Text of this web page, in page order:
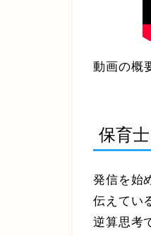
動画の概
保育
発信を始
伝えてい
逆算思考